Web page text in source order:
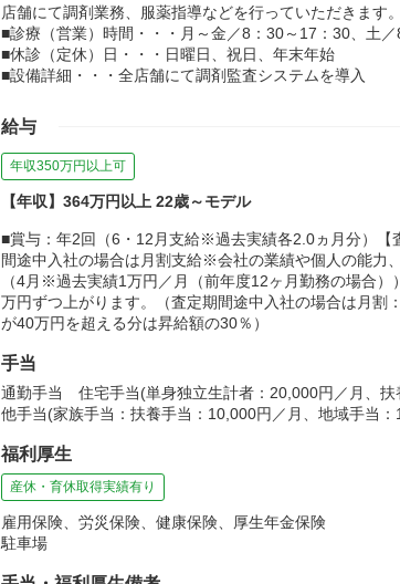
店舗にて調剤業務、服薬指導などを行っていただきます。
■診療（営業）時間・・・月～金／8：30～17：30、土
■休診（定休）日・・・日曜日、祝日、年末年始
■設備詳細・・・全店舗にて調剤監査システムを導入
給与
年収350万円以上可
【年収】364万円以上 22歳～モデル
■賞与：年2回（6・12月支給※過去実績各2.0ヵ月分）
間途中入社の場合は月割支給※会社の業績や個人の能力
（4月※過去実績1万円／月（前年度12ヶ月勤務の場合
万円ずつ上がります。（査定期間途中入社の場合は月割
が40万円を超える分は昇給額の30％）
手当
通勤手当 住宅手当(単身独立生計者：20,000円／月
他手当(家族手当：扶養手当：10,000円／月、地域手当
福利厚生
産休・育休取得実績有り
雇用保険、労災保険、健康保険、厚生年金保険
駐車場